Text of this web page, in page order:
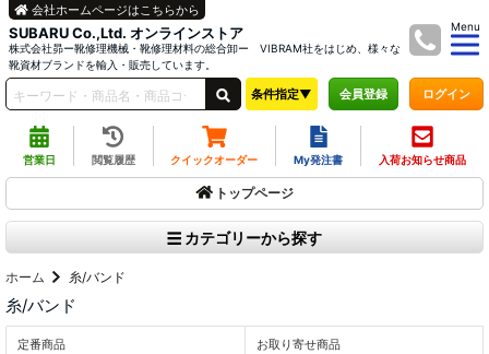
SUBARU Co.,Ltd. オンラインストア
株式会社昴ー靴修理機械・靴修理材料の総合卸ー VIBRAM社をはじめ、様々な
靴資材ブランドを輸入・販売しています。
Menu
会社ホームページはこちらから
条件指定▼ 会員登録 ログイン
営業日 閲覧履歴 クイックオーダー My発注書 入荷お知らせ商品
トップページ
カテゴリーから探す
ホーム 糸/バンド
糸/バンド
定番商品 お取り寄せ商品